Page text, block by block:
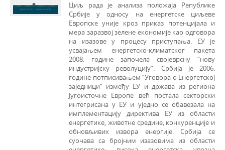
Циљ рада је анализа положаја Републике
Србије у односу на енергетске циљеве
Европске уније кроз приказ потенцијала и
мера заразвој зелене економије као одговора
на изазове у процесу приступања. ЕУ је
усвајањем енергетско-климатског пакета
2008. године започела својеврсну “нову
индустријску револуцију”. Србија је 2006.
године потписивањем “Уговора о Енергетској
заједници” између ЕУ и држава из региона
Југоисточне Европе већ постала секторски
интегрисана у ЕУ и уједно се обавезала на
имплементацију директива ЕУ из области
енергетике, животне средине, конкуренције и
обновљивих извора енергије. Србија се
суочава са бројним изазовима из области